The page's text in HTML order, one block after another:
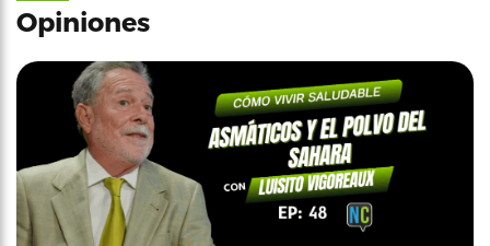
Opiniones